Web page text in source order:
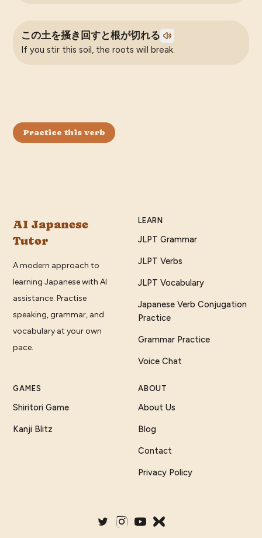
この土を掻き回すと根が切れる
If you stir this soil, the roots will break.
Practice this verb
AI Japanese
Tutor
A modern approach to
learning Japanese with AI
assistance. Practise
speaking, grammar, and
vocabulary at your own
pace.
LEARN
JLPT Grammar
JLPT Verbs
JLPT Vocabulary
Japanese Verb Conjugation
Practice
Grammar Practice
Voice Chat
GAMES
Shiritori Game
Kanji Blitz
ABOUT
About Us
Blog
Contact
Privacy Policy